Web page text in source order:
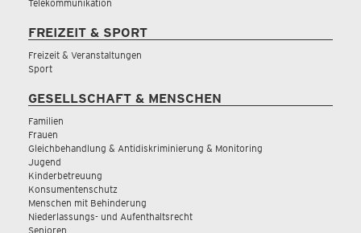
Telekommunikation
FREIZEIT & SPORT
Freizeit & Veranstaltungen
Sport
GESELLSCHAFT & MENSCHEN
Familien
Frauen
Gleichbehandlung & Antidiskriminierung & Monitoring
Jugend
Kinderbetreuung
Konsumentenschutz
Menschen mit Behinderung
Niederlassungs- und Aufenthaltsrecht
Senioren